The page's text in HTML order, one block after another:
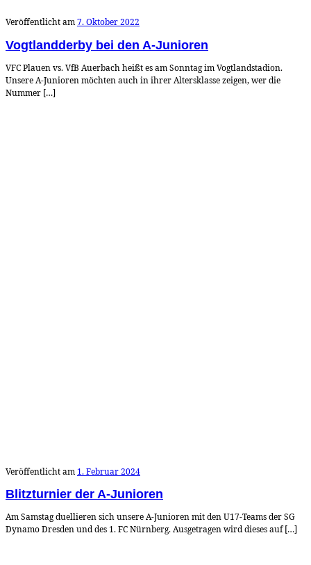
Veröffentlicht am7. Oktober 2022
Vogtlandderby bei den A-Junioren
VFC Plauen vs. VfB Auerbach heißt es am Sonntag im Vogtlandstadion.
Unsere A-Junioren möchten auch in ihrer Altersklasse zeigen, wer die
Nummer […]
Veröffentlicht am 1. Februar 2024
Blitzturnier der A-Junioren
Am Samstag duellieren sich unsere A-Junioren mit den U17-Teams der SG
Dynamo Dresden und des 1. FC Nürnberg. Ausgetragen wird dieses auf […]